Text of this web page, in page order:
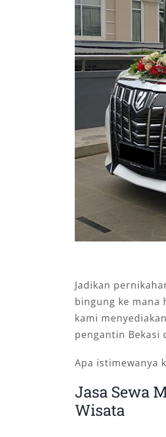
Jadikan
bingung ke mana
kami
pengantin Bekasi
Apa istimewanya
Jasa Sewa
Wisata